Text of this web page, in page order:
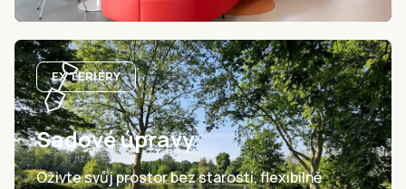
EXTERIÉRY
Sadové úpravy
Oživte svůj prostor bez starostí, flexibilně